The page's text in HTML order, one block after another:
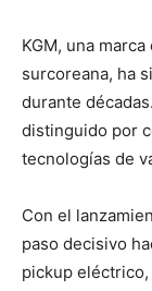
KGM, una
surcoreana, ha
durante
distinguido por
tecnologías de
Con el
paso decisivo
pickup